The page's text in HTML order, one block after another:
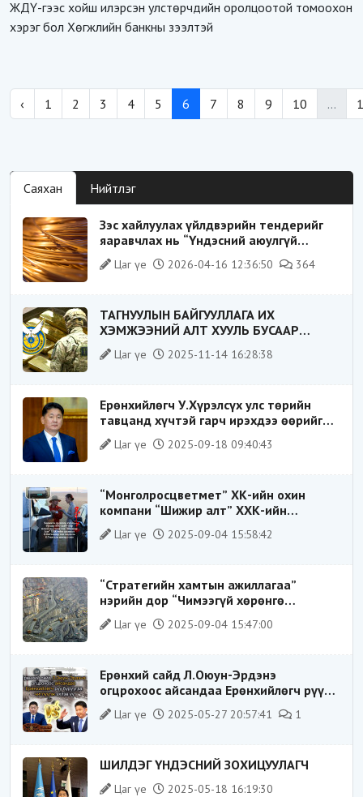
ЖДҮ-гээс хойш илэрсэн улстөрчдийн оролцоотой томоохон
хэрэг бол Хөгжлийн банкны зээлтэй
‹ 1 2 3 4 5 6 7 8 9 10 ...
Саяхан Нийтлэг
Зэс хайлуулах үйлдвэрийн тендерийг
яаравчлах нь “Үндэсний аюулгүй
байдал“-д эрсдэлтэй юу?
Цаг үе 2026-04-16 12:36:50 364
ТАГНУУЛЫН БАЙГУУЛЛАГА ИХ
ХЭМЖЭЭНИЙ АЛТ ХУУЛЬ БУСААР
ХИЛЭЭР ГАРГАХ ГЭЖ БАЙСАН
ҮЙЛДЛИЙГ ТАСЛАН ЗОГСООЛОО
Цаг үе 2025-11-14 16:28:38
Ерөнхийлөгч У.Хүрэлсүх улс төрийн
тавцанд хүчтэй гарч ирэхдээ өөрийгөө
шударга ёсны төлөө тэмцэгч, “хуучин
тогтолцооны хонгилыг нураагч” гэсэн
Цаг үе 2025-09-18 09:40:43
“Монголросцветмет” ХК-ийн охин
компани “Шижир алт” ХХК-ийн
Гүйцэтгэх захирлаар ажиллаж байсан
О.Баттөмөрт холбогдох хэрэг хаашаа
Цаг үе 2025-09-04 15:58:42
“Стратегийн хамтын ажиллагаа”
нэрийн дор “Чимээгүй хөрөнгө
хуримтлал”
Цаг үе 2025-09-04 15:47:00
Ерөнхий сайд Л.Оюун-Эрдэнэ
огцрохоос айсандаа Ерөнхийлөгч рүү
буруугаа чиглүүлж эхлэв үү
Цаг үе 2025-05-27 20:57:41 1
ШИЛДЭГ ҮНДЭСНИЙ ЗОХИЦУУЛАГЧ
Цаг үе 2025-05-18 16:19:30